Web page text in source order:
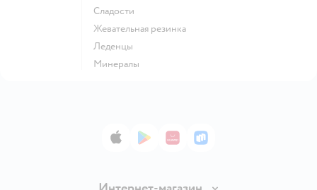
сладости
жевательная резинка
леденцы
Минералы
App StoreGoogle Play
AppGallery
RuStore